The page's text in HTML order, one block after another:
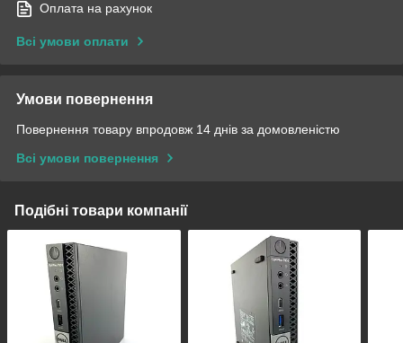
Оплата на рахунок
Всі умови оплати
Умови повернення
Повернення товару впродовж 14 днів за домовленістю
Всі умови повернення
Подібні товари компанії